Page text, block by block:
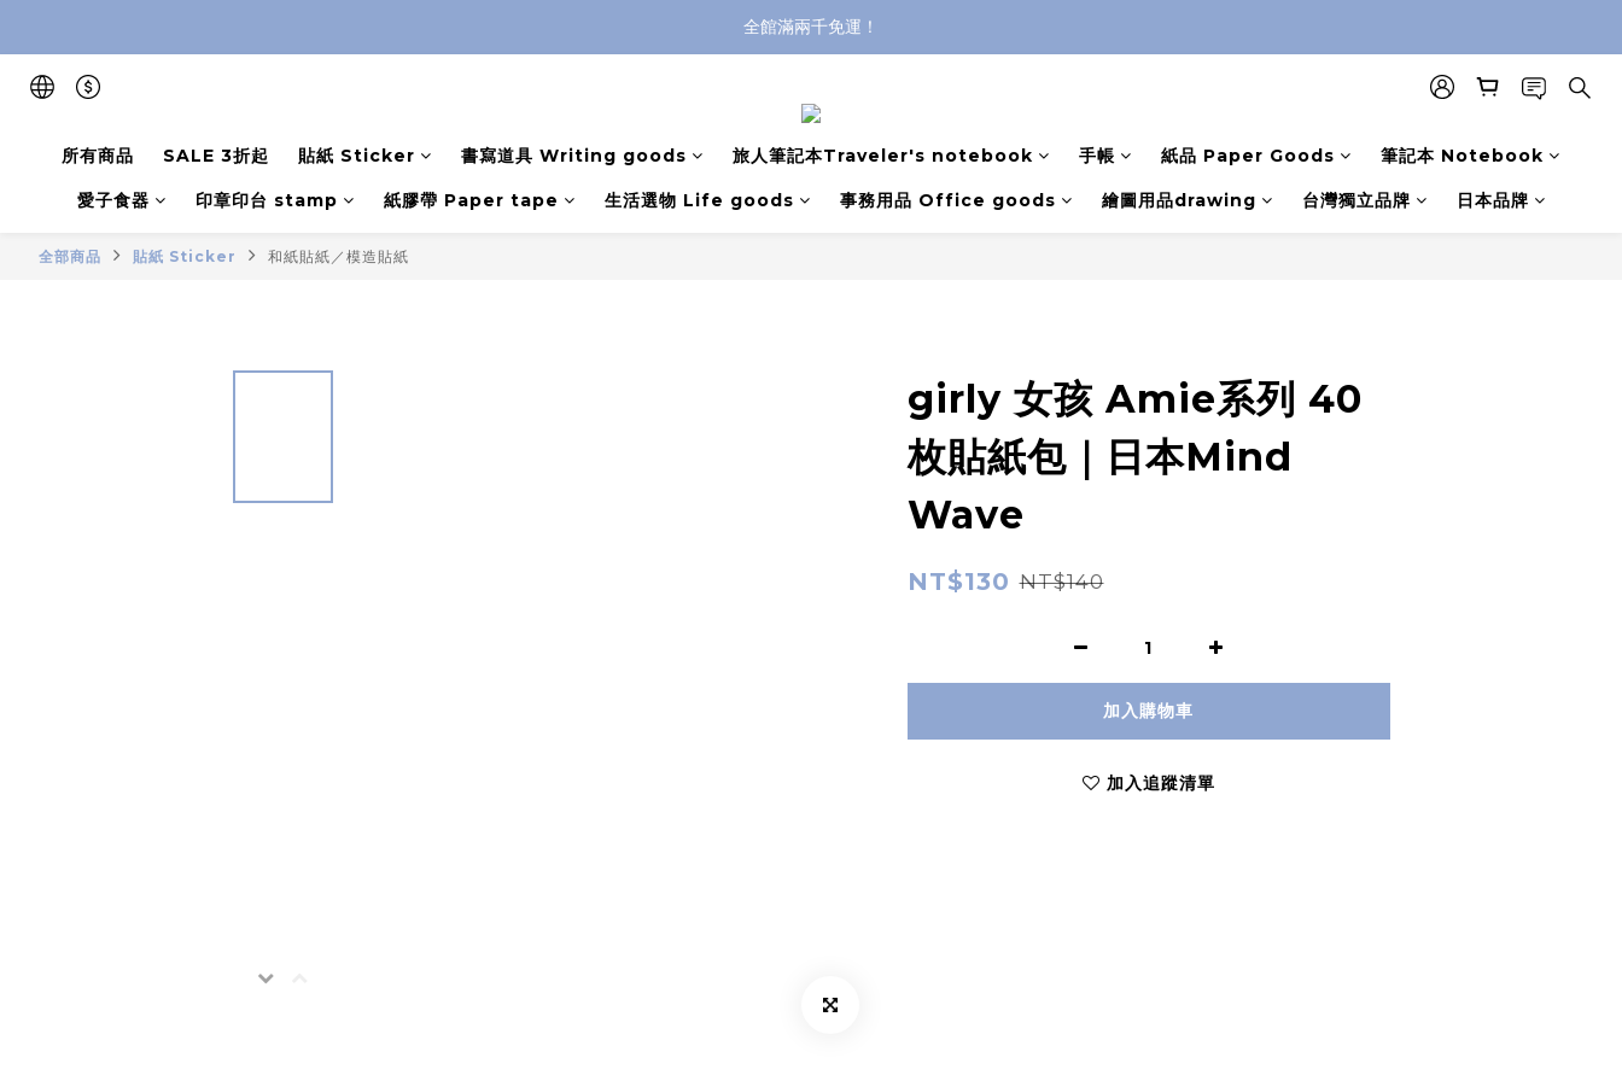
全館滿兩千免運！
全館滿兩千免運！
全館滿兩千免運！
所有商品
SALE 3折起 貼紙 Sticker 書寫道具 Writing goods 旅人筆記本Traveler's notebook 手帳 紙品 Paper Goods 筆記本 Notebook
愛子食器 印章印台 stamp 紙膠帶 Paper tape 生活選物 Life goods 事務用品 Office goods 繪圖用品drawing 台灣獨立品牌 日本品牌
全部商品 貼紙 Sticker 和紙貼紙／模造貼紙
girly 女孩 Amie系列 40
枚貼紙包｜日本Mind
Wave
NT$130 NT$140
加入購物車
加入追蹤清單